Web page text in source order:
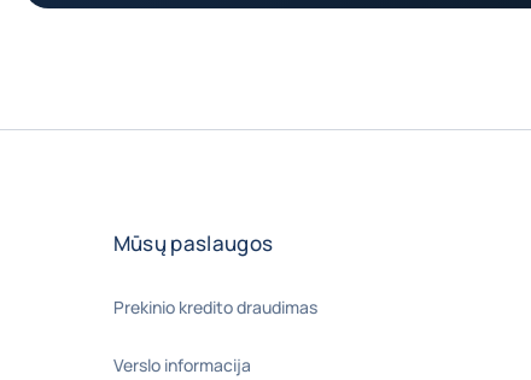
Mūsų paslaugos
Prekinio kredito draudimas
Verslo informacija